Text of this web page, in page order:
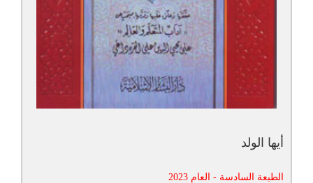
أيها الولد
الطبعة السادسة - العام 2023